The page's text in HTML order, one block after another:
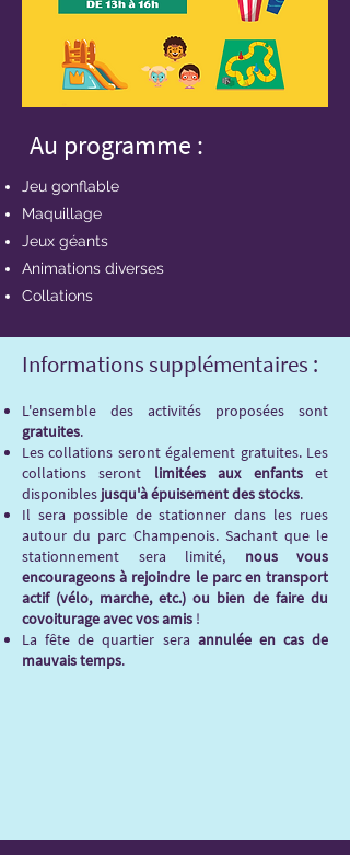
Au programme :
Jeu gonflable
Maquillage
Jeux géants
Animations diverses
Collations
Informations supplémentaires :
L'ensemble des activités proposées sont
gratuites.
Les collations seront également gratuites. Les
collations seront limitées aux enfantset
disponibles jusqu'à épuisement des stocks.
Il sera possible de stationner dans les rues
autour du parc Champenois. Sachant que le
stationnement sera limité, nous vous
encourageons à rejoindre le parc en transport
actif (vélo, marche, etc.) ou bien de faire du
covoiturage avec vos amis !
La fête de quartier sera annulée en cas de
mauvais temps.